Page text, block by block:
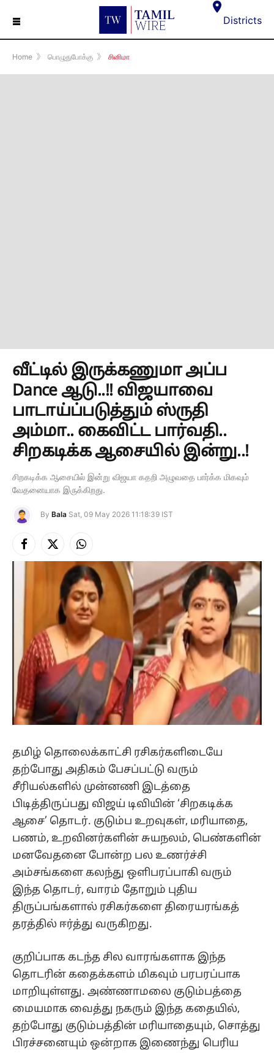
☰ Districts
Home 》 பொழுதுபோக்கு 》 சினிமா
வீட்டில் இருக்கணுமா அப்ப
Dance ஆடு..!! விஜயாவை
பாடாய்ப்படுத்தும் ஸ்ருதி
அம்மா.. கைவிட்ட பார்வதி..
சிறகடிக்க ஆசையில் இன்று..!
சிறகடிக்க ஆசையில் இன்று விஜயா கதறி அழுவதை பார்க்க மிகவும்
வேதனையாக இருக்கிறது.
By Bala Sat, 09 May 2026 11:18:39 IST
Facebook
X
(Twitter)
Instagram
தமிழ் தொலைக்காட்சி ரசிகர்களிடையே
தற்போது அதிகம் பேசப்பட்டு வரும்
சீரியல்களில் முன்னணி இடத்தை
பிடித்திருப்பது விஜய் டிவியின் ‘சிறகடிக்க
ஆசை’ தொடர். குடும்ப உறவுகள், மரியாதை,
பணம், உறவினர்களின் சுயநலம், பெண்களின்
மனவேதனை போன்ற பல உணர்ச்சி
அம்சங்களை கலந்து ஒளிபரப்பாகி வரும்
இந்த தொடர், வாரம் தோறும் புதிய
திருப்பங்களால் ரசிகர்களை திரையரங்கத்
தரத்தில் ஈர்த்து வருகிறது.
குறிப்பாக கடந்த சில வாரங்களாக இந்த
தொடரின் கதைக்களம் மிகவும் பரபரப்பாக
மாறியுள்ளது. அண்ணாமலை குடும்பத்தை
மையமாக வைத்து நகரும் இந்த கதையில்,
தற்போது குடும்பத்தின் மரியாதையும், சொத்து
பிரச்சனையும் ஒன்றாக இணைந்து பெரிய